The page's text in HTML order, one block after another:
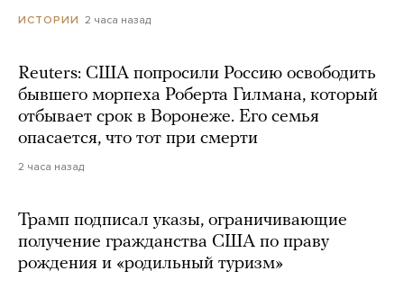
ИСТОРИИ 2 часа назад
Reuters: США попросили Россию освободить
бывшего морпеха Роберта Гилмана, который
отбывает срок в Воронеже. Его семья
опасается, что тот при смерти
2 часа назад
Трамп подписал указы, ограничивающие
получение гражданства США по праву
рождения и «родильный туризм»